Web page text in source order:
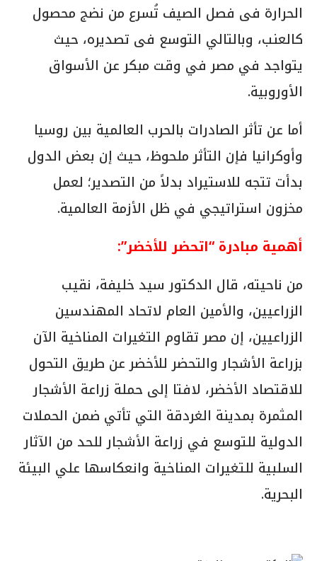
الحرارة فى فصل الصيف تُسرع من نضج محصول
كالعنب، وبالتالي التوسع فى تصديره، حيث
يتواجد في مصر في وقت مبكر عن الأسواق
الأوروبية.
أما عن تأثر الصادرات بالحرب العالمية بين روسيا
وأوكرانيا فإن التأثر ملحوظ، حيث إن بعض الدول
بدأت تتجه للاستيراد بدلاً من التصدير؛ لعمل
مخزون استراتيجي في ظل الأزمة العالمية.
أهمية مبادرة “اتحضر للأخضر”:
من ناحيته، قال الدكتور سيد خليفة، نقيب
الزراعيين، والأمين العام لاتحاد المهندسين
الزراعيين، إن مصر تقاوم التغيرات المناخية الآن
بزراعة الأشجار والتحضر للأخضر عن طريق التحول
للاقتصاد الأخضر، لافتا إلى حملة زراعة الأشجار
المثمرة بمدينة الغردقة التي تأتي ضمن الحملات
الدولية للتوسع في زراعة الأشجار للحد من الآثار
السلبية للتغيرات المناخية وانعكاسها علي البيئة
البحرية.